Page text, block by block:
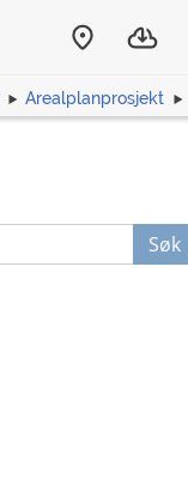
Arealplanprosjekt
Søk